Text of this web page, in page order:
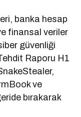
banka hesap
finansal veriler
güvenliği
Raporu H1
ve
bırakarak